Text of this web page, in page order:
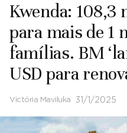
Kwenda: 108,3
para mais de 1
famílias. BM
USD para
Victória Maviluka 31/1/2025